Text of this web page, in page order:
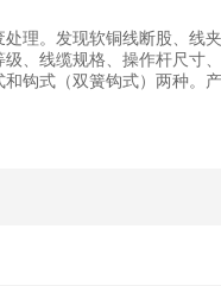
理。发现软铜线断股、线
、线缆规格、操作杆尺寸
钩式（双簧钩式）两种。